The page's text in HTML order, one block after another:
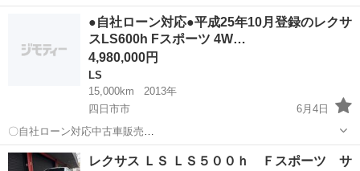
ワイト 車高調 サンルーフ ETC エンジンスターター付、 車検R5年9/26
です！ 車両価格90万です。値段交渉ありです。
四日市市 LEXUS
●自社ローン対応●平成25年10月登録のレクサ
スLS600h Fスポーツ 4W…
4,980,000円
LS
15,000km
2013年
四日市市
6月4日
〇自社ローン対応中古車販売
〇 ☆どなたでもロー
ン対応可能☆ １、勤続年数の短い方や自営業の方
三重 四日市市
レクサス ＬＳ ＬＳ５００ｈ Ｆスポーツ サ